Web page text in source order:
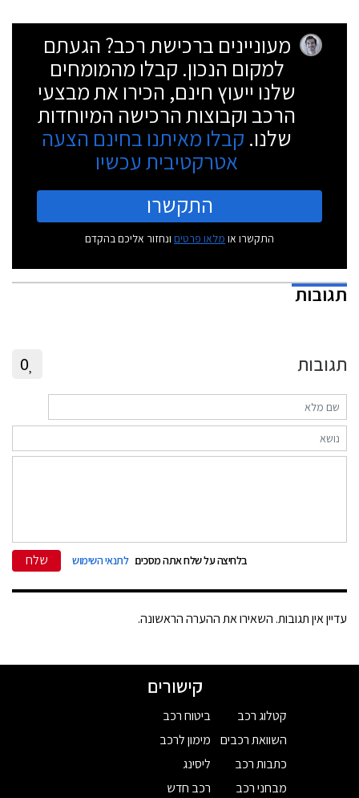
מעוניינים ברכישת רכב? הגעתם
למקום הנכון. קבלו מהמומחים
שלנו ייעוץ חינם, הכירו את מבצעי
הרכב וקבוצות הרכישה המיוחדות
שלנו. קבלו מאיתנו בחינם הצעה
אטרקטיבית עכשיו
התקשרו
התקשרו או מלאו פרטים ונחזור אליכם בהקדם
תגובות
תגובות 0
בלחיצה על שלח אתה מסכים לתנאי השימוש שלח
עדיין אין תגובות. השאירו את ההערה הראשונה.
קישורים
קטלוג רכב
השוואת רכבים
כתבות רכב
מבחני רכב
ביטוח רכב
מימון לרכב
ליסינג
רכב חדש